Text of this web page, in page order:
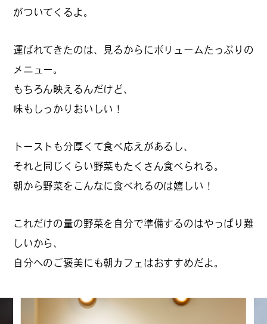
#おすすめ手土産
ーティン
がついてくるよ。
運ばれてきたのは、見るからにボリュームたっぷりの
メニュー。
もちろん映えるんだけど、
味もしっかりおいしい！
トーストも分厚くて食べ応えがあるし、
それと同じくらい野菜もたくさん食べられる。
朝から野菜をこんなに食べれるのは嬉しい！
これだけの量の野菜を自分で準備するのはやっぱり難
しいから、
自分へのご褒美にも朝カフェはおすすめだよ。